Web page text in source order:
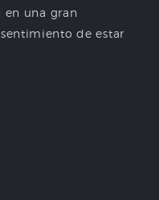
en una gran
de estar